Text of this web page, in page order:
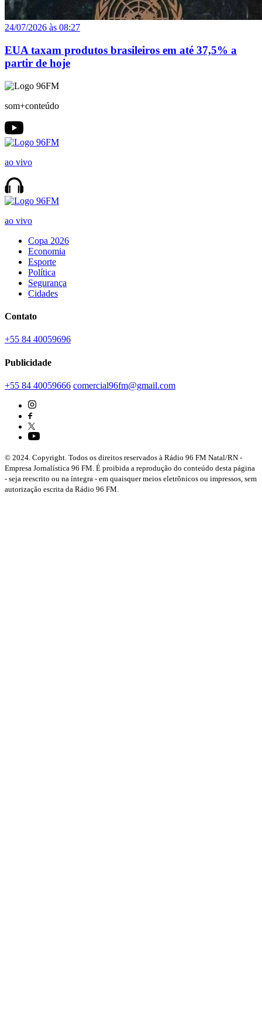
24/07/2026 às 08:27
EUA taxam produtos brasileiros em até 37,5% a
partir de hoje
som+conteúdo
ao vivo
ao vivo
Copa 2026
Economia
Esporte
Política
Segurança
Cidades
Contato
+55 84 40059696
Publicidade
+55 84 40059666 comercial96fm@gmail.com
© 2024. Copyright. Todos os direitos reservados à Rádio 96 FM Natal/RN -
Empresa Jornalística 96 FM. É proibida a reprodução do conteúdo desta página
- seja reescrito ou na íntegra - em quaisquer meios eletrônicos ou impressos, sem
autorização escrita da Rádio 96 FM.